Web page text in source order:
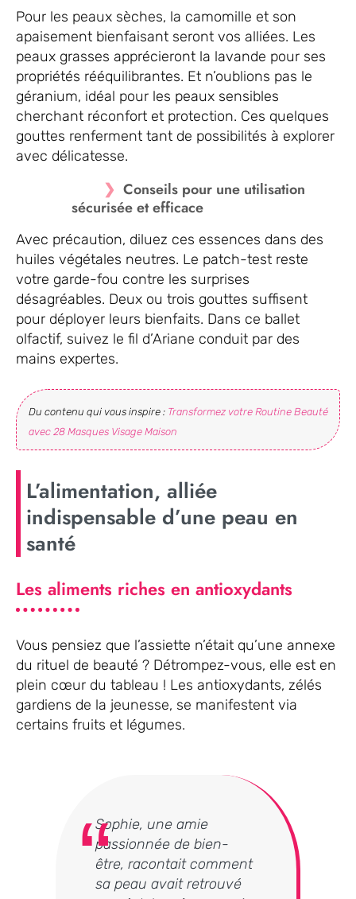
Pour les peaux sèches, la camomille et son
apaisement bienfaisant seront vos alliées. Les
peaux grasses apprécieront la lavande pour ses
propriétés rééquilibrantes. Et n’oublions pas le
géranium, idéal pour les peaux sensibles
cherchant réconfort et protection. Ces quelques
gouttes renferment tant de possibilités à explorer
avec délicatesse.
Conseils pour une utilisation
sécurisée et efficace
Avec précaution, diluez ces essences dans des
huiles végétales neutres. Le patch-test reste
votre garde-fou contre les surprises
désagréables. Deux ou trois gouttes suffisent
pour déployer leurs bienfaits. Dans ce ballet
olfactif, suivez le fil d’Ariane conduit par des
mains expertes.
Du contenu qui vous inspire : Transformez votre Routine Beauté
avec 28 Masques Visage Maison
L’alimentation, alliée
indispensable d’une peau en
santé
Les aliments riches en antioxydants
Vous pensiez que l’assiette n’était qu’une annexe
du rituel de beauté ? Détrompez-vous, elle est en
plein cœur du tableau ! Les antioxydants, zélés
gardiens de la jeunesse, se manifestent via
certains fruits et légumes.
Sophie, une amie
passionnée de bien-
être, racontait comment
sa peau avait retrouvé